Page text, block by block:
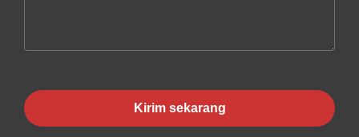
Kirim sekarang